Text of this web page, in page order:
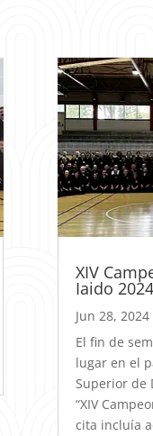
XIV
Iaido 2024
Jun 28, 2024
El fin de
lugar en el
Superior de
“XIV
cita incluía